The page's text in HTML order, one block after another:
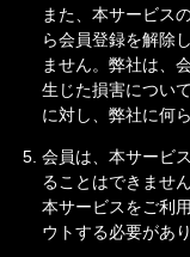
また、本サービス
ら会員登録を解除
ません。弊社は、
生じた損害につい
に対し、弊社に何
会員は、本サービ
ることはできませ
本サービスをご利
ウトする必要があり